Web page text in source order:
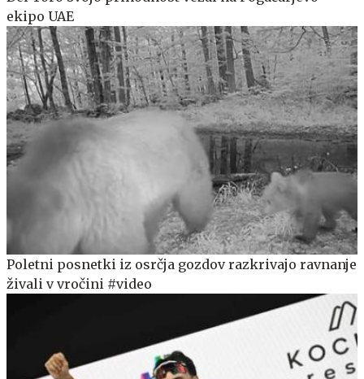
ekipo UAE
Poletni posnetki iz osrčja gozdov razkrivajo ravnanje
živali v vročini #video